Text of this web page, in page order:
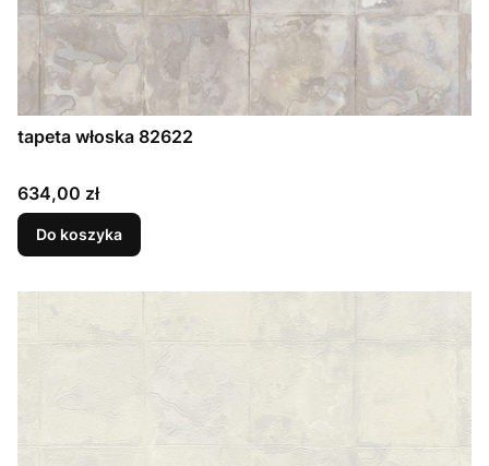
tapeta włoska 82622
Cena
634,00 zł
Do koszyka